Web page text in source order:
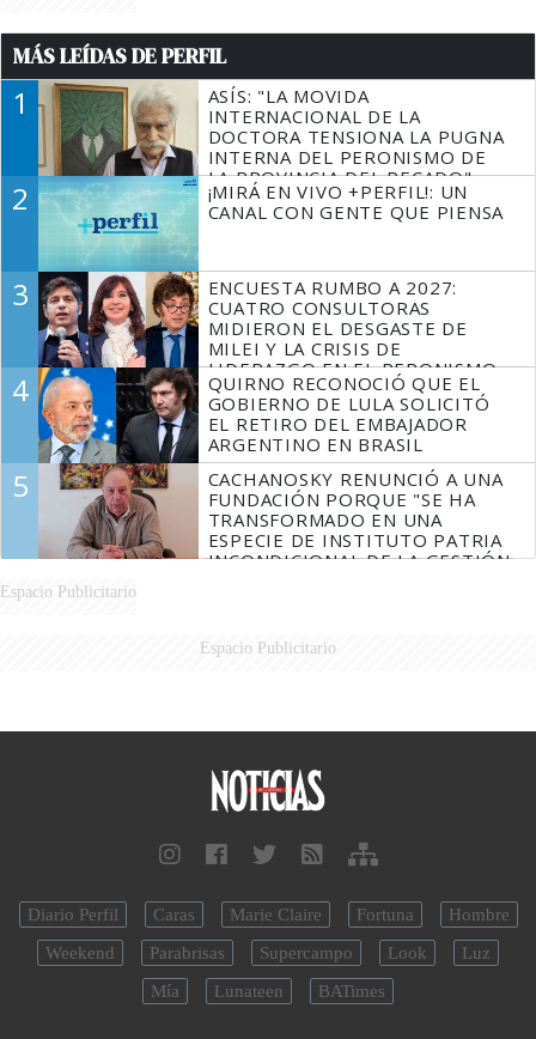
MÁS LEÍDAS DE PERFIL
1
ASÍS: "LA MOVIDA
INTERNACIONAL DE LA
DOCTORA TENSIONA LA PUGNA
INTERNA DEL PERONISMO DE
LA PROVINCIA DEL PECADO"
2
¡MIRÁ EN VIVO +PERFIL!: UN
CANAL CON GENTE QUE PIENSA
3
ENCUESTA RUMBO A 2027:
CUATRO CONSULTORAS
MIDIERON EL DESGASTE DE
MILEI Y LA CRISIS DE
LIDERAZGO EN EL PERONISMO
4
QUIRNO RECONOCIÓ QUE EL
GOBIERNO DE LULA SOLICITÓ
EL RETIRO DEL EMBAJADOR
ARGENTINO EN BRASIL
5
CACHANOSKY RENUNCIÓ A UNA
FUNDACIÓN PORQUE "SE HA
TRANSFORMADO EN UNA
ESPECIE DE INSTITUTO PATRIA
INCONDICIONAL DE LA GESTIÓN
Espacio Publicitario
Espacio Publicitario
Diario Perfil Caras Marie Claire Fortuna
Hombre
Weekend
Parabrisas Supercampo Look
Luz
Mía
Lunateen BATimes